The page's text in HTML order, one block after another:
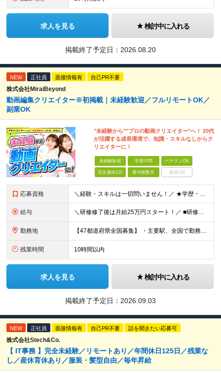
求人を見る 検討中に入れる
掲載終了予定日： 2026.08.20
NEW 正社員 面接情報有 自己PR不要
株式会社MiraiBeyond
動画編集クリエイター※初掲載｜未経験歓迎／フルリモートOK／
副業OK
"未経験から""プロの動画クリエイター"へ！ 20代
が活躍する成長環境で、知識・スキルなしからク
リエイターに！
未経験歓迎 学歴不問 ベテランOK
完全週休2日 賞与複数月 面接1回
応募資格 ＼経験・スキルは一切問いません！／ ★学歴・職歴不問 ★未経験・第二新卒歓迎！ ★正社員デビューも応援します！ 【こんな方にピッタリ！】 ✓ 動画やYouTube、TikTokを見るのが好きな方 ✓
給与 ＼研修修了後は月給25万円スタート！／ ■研修修了後 月給25万円＋賞与＋インセンティブ賞与 ※残業代は別途支給 ▽研修期間▽ 【未経験者】 ▶ 月給20万円～ 【固定残業代について】
勤務地 【47都道府県全国募集】 ・主要駅、全国で勤務可能！ ・どこに住んでいても応募可能！ 【東京本社】 東京都品川区東品川5-9-2 在宅でコツコツ働きながら、長く安定して続けられます♪ 本社：〒1
残業時間 10時間以内
求人を見る 検討中に入れる
掲載終了予定日： 2026.09.03
NEW 正社員 面接情報有 自己PR不要 話を聞きたい応募可
株式会社Stech&Co.
【 IT事務 】完全未経験／リモートあり／年間休日125日／残業な
し／産休育休あり／服装・髪型自由／毎年昇給